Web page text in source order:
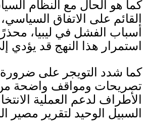
كما هو الحال مع النظام
القائم على الاتفاق
أسباب الفشل في ليبيا،
استمرار هذا النهج قد يؤدي
كما شدد التويجر على
تصريحات ومواقف واضحة
الأطراف لدعم العملية
السبيل الوحيد لتقرير مصير